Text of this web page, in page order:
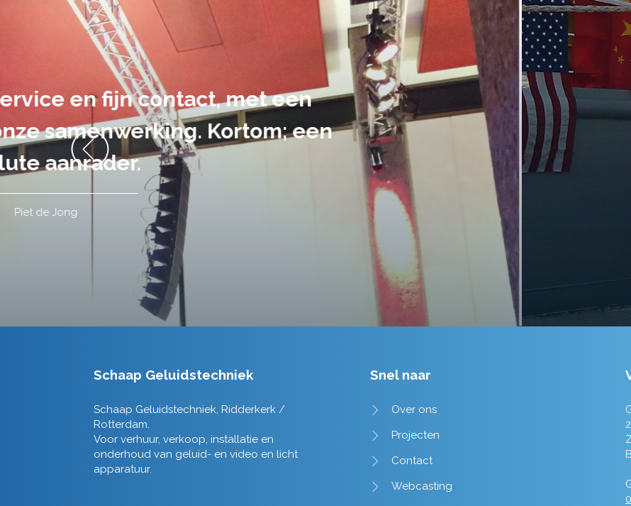
De audiovisuele uitvoering van ons
volledig uit handen gegeven en dat is een
tot in de puntjes verzorgd.
Tim de Lange
Schaap Geluidstechniek
Schaap Geluidstechniek, Ridderkerk /
Rotterdam.
Voor verhuur, verkoop, installatie en
onderhoud van geluid- en video en licht
apparatuur.
Snel naar
Over ons
Projecten
Contact
Webcasting